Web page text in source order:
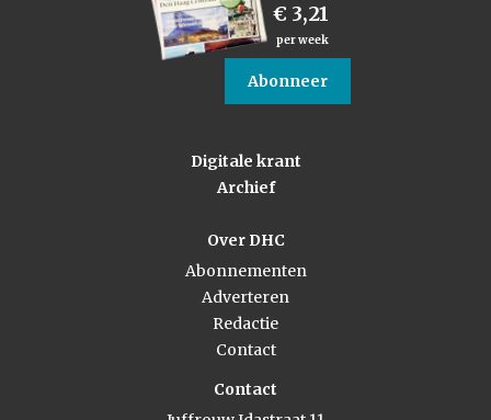
€ 3,21
per week
Abonneer
Digitale krant
Archief
Over DHC
Abonnementen
Adverteren
Redactie
Contact
Contact